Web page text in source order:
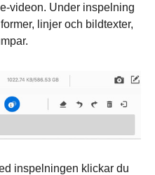
videon. Under inspelning
linjer och bildtexter,
inspelningen klickar du